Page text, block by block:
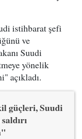
istihbarat şefi
ve
Suudi
yönelik
açıkladı.
güçleri, Suudi